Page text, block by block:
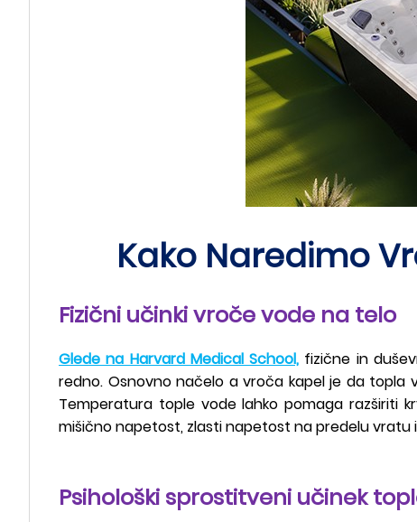
Kako Naredimo
Fizični učinki vroče vode na telo
Glede na Harvard Medical School, fizične in
redno. Osnovno načelo a vroča kapel je da topla
Temperatura tople vode lahko pomaga razširiti
mišično napetost, zlasti napetost na predelu vratu
Psihološki sprostitveni učinek